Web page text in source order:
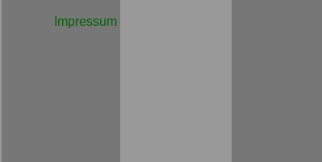
Impressum